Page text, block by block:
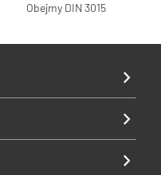
Obejmy DIN 3015